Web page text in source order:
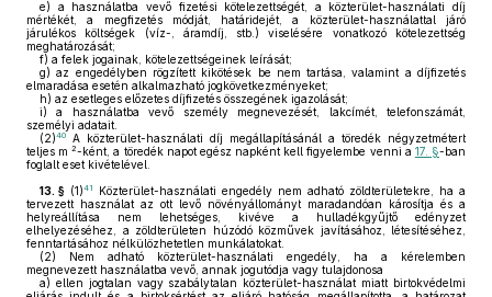
e) a használatba vevő fizetési kötelezettségét, a közterület-használati díj
mértékét, a megfizetés módját, határidejét, a közterület-használattal járó
járulékos költségek (víz-, áramdíj, stb.) viselésére vonatkozó kötelezettség
meghatározását;
f) a felek jogainak, kötelezettségeinek leírását;
g) az engedélyben rögzített kikötések be nem tartása, valamint a díjfizetés
elmaradása esetén alkalmazható jogkövetkezményeket;
h) az esetleges előzetes díjfizetés összegének igazolását;
i) a használatba vevő személy megnevezését, lakcímét, telefonszámát,
személyi adatait.
(2)40
A közterület-használati díj megállapításánál a töredék négyzetmétert
teljes m 2-ként, a töredék napot egész napként kell figyelembe venni a 17. §-ban
foglalt eset kivételével.
13. § (1)41
Közterület-használati engedély nem adható zöldterületekre, ha a
tervezett használat az ott levő növényállományt maradandóan károsítja és a
helyreállítása nem lehetséges, kivéve a hulladékgyűjtő edényzet
elhelyezéséhez, a zöldterületen húzódó közművek javításához, létesítéséhez,
fenntartásához nélkülözhetetlen munkálatokat.
(2) Nem adható közterület-használati engedély, ha a kérelemben
megnevezett használatba vevő, annak jogutódja vagy tulajdonosa
a) ellen jogtalan vagy szabálytalan közterület-használat miatt birtokvédelmi